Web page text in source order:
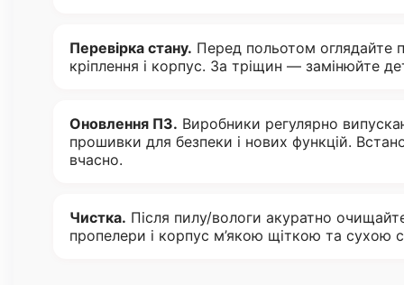
Перевірка стану. Перед польотом оглядайте
кріплення і корпус. За тріщин — замінюйте
Оновлення ПЗ. Виробники регулярно
прошивки для безпеки і нових функцій.
вчасно.
Чистка. Після пилу/вологи акуратно
пропелери і корпус м’якою щіткою та сухою